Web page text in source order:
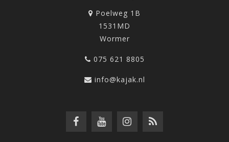
Poelweg 1B
1531MD
Wormer
075 621 8805
info@kajak.nl